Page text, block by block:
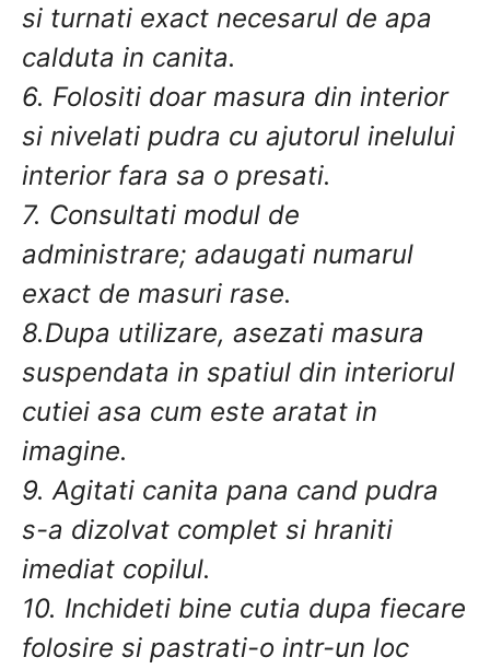
si turnati exact necesarul de apa
calduta in canita.
6. Folositi doar masura din interior
si nivelati pudra cu ajutorul inelului
interior fara sa o presati.
7. Consultati modul de
administrare; adaugati numarul
exact de masuri rase.
8.Dupa utilizare, asezati masura
suspendata in spatiul din interiorul
cutiei asa cum este aratat in
imagine.
9. Agitati canita pana cand pudra
s-a dizolvat complet si hraniti
imediat copilul.
10. Inchideti bine cutia dupa fiecare
folosire si pastrati-o intr-un loc